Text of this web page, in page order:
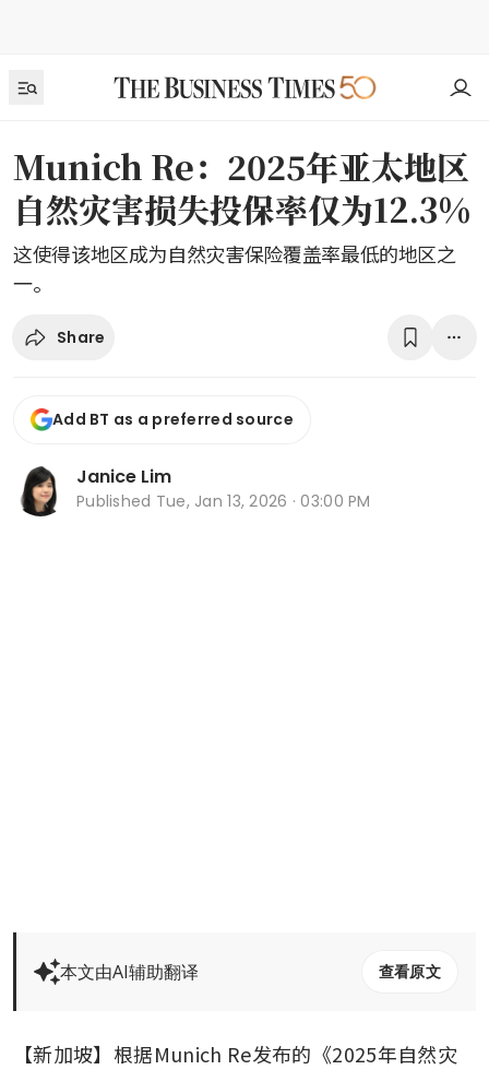
Munich Re：2025年亚太地区
自然灾害损失投保率仅为12.3%
这使得该地区成为自然灾害保险覆盖率最低的地区之
一。
Share
Add BT as a preferred source
Janice Lim
Published Tue, Jan 13, 2026 · 03:00 PM
本文由AI辅助翻译 查看原文
【新加坡】根据Munich Re发布的《2025年自然灾